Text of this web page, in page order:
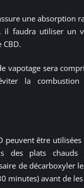
une absorption
il faudra utiliser un
CBD.
vapotage sera
la combustion
peuvent être
des plats
de décarboxyler
minutes) avant de